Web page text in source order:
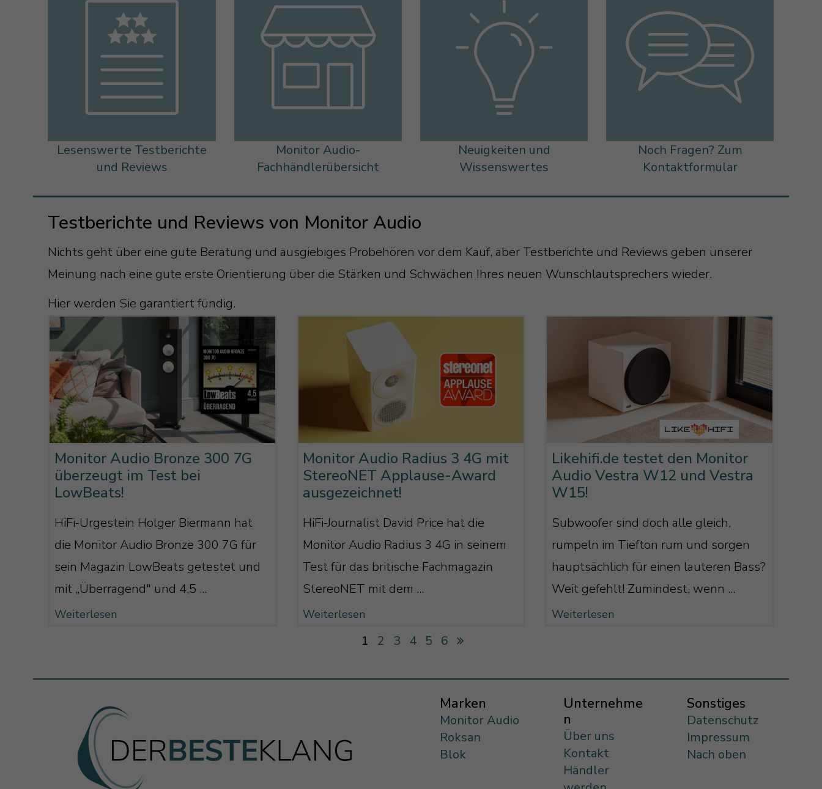
Lesenswerte Testberichte
und Reviews
Monitor Audio-
Fachhändlerübersicht
Neuigkeiten und
Wissenswertes
Noch Fragen? Zum
Kontaktformular
Testberichte und Reviews von Monitor Audio
Nichts geht über eine gute Beratung und ausgiebiges Probehören vor dem Kauf, aber Testberichte und Reviews geben unserer
Meinung nach eine gute erste Orientierung über die Stärken und Schwächen Ihres neuen Wunschlautsprechers wieder.
Hier werden Sie garantiert fündig.
Monitor Audio Bronze 300 7G
überzeugt im Test bei
LowBeats!
HiFi-Urgestein Holger Biermann hat
die Monitor Audio Bronze 300 7G für
sein Magazin LowBeats getestet und
mit „Überragend" und 4,5 ...
Weiterlesen
Monitor Audio Radius 3 4G mit
StereoNET Applause-Award
ausgezeichnet!
HiFi-Journalist David Price hat die
Monitor Audio Radius 3 4G in seinem
Test für das britische Fachmagazin
StereoNET mit dem ...
Weiterlesen
Likehifi.de testet den Monitor
Audio Vestra W12 und Vestra
W15!
Subwoofer sind doch alle gleich,
rumpeln im Tiefton rum und sorgen
hauptsächlich für einen lauteren Bass?
Weit gefehlt! Zumindest, wenn ...
Weiterlesen
1 2 3 4 5 6
Marken
Monitor Audio
Roksan
Blok
Unternehme
n
Über uns
Kontakt
Händler
Sonstiges
Datenschutz
Impressum
Nach oben